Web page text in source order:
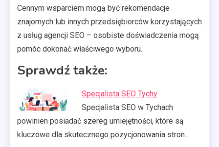
Cennym wsparciem mogą być rekomendacje
znajomych lub innych przedsiębiorców korzystających
z usług agencji SEO – osobiste doświadczenia mogą
pomóc dokonać właściwego wyboru.
Sprawdź także:
Specjalista SEO Tychy
Specjalista SEO w Tychach
powinien posiadać szereg umiejętności, które są
kluczowe dla skutecznego pozycjonowania stron…